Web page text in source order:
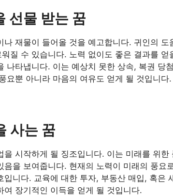
선물 받는 꿈
나 재물이 들어올 것을 예고합니다. 귀인의 도
질 수 있습니다. 노력 없이도 좋은 결과를
나타냅니다. 이는 예상치 못한 상속, 복권 당
요뿐 아니라 마음의 여유도 얻게 될 것입니다.
사는 꿈
을 시작하게 될 징조입니다. 이는 미래를 위
음을 보여줍니다. 현재의 노력이 미래의 풍요
입니다. 교육에 대한 투자, 부동산 매입, 혹은
여 장기적인 이득을 얻게 될 것입니다.